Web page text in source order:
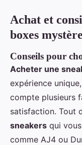
Achat et
boxes
Conseils pour
Acheter une
expérience
compte plusieurs
satisfaction. Tout
sneakers qui
comme AJ4 ou